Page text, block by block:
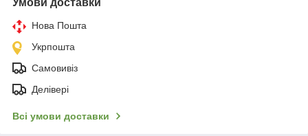
Нова Пошта
Укрпошта
Самовивіз
Делівері
Всі умови доставки